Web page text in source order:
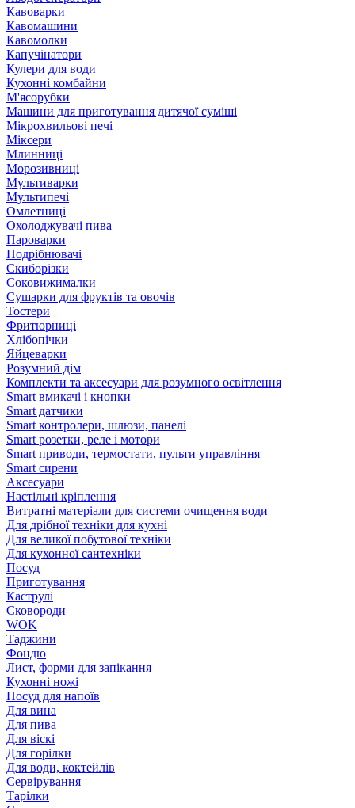
Кавоварки
Кавомашини
Кавомолки
Капучінатори
Кулери для води
Кухонні комбайни
М'ясорубки
Машини для приготування дитячої суміші
Мікрохвильові печі
Міксери
Млинниці
Морозивниці
Мультиварки
Мультипечі
Омлетниці
Охолоджувачі пива
Пароварки
Подрібнювачі
Скиборізки
Соковижималки
Сушарки для фруктів та овочів
Тостери
Фритюрниці
Хлібопічки
Яйцеварки
Розумний дім
Комплекти та аксесуари для розумного освітлення
Smart вмикачі і кнопки
Smart датчики
Smart контролери, шлюзи, панелі
Smart розетки, реле і мотори
Smart приводи, термостати, пульти управління
Smart сирени
Аксесуари
Настільні кріплення
Витратні матеріали для системи очищення води
Для дрібної техніки для кухні
Для великої побутової техніки
Для кухонної сантехніки
Посуд
Приготування
Каструлі
Сковороди
WOK
Таджини
Фондю
Лист, форми для запікання
Кухонні ножі
Посуд для напоїв
Для вина
Для пива
Для віскі
Для горілки
Для води, коктейлів
Сервірування
Тарілки